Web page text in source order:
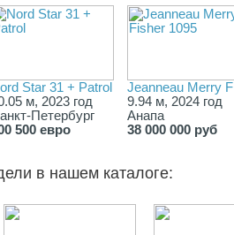
Star 31 + Patrol
м, 2023 год
Петербург
500 евро
Jeanneau Merry
9.94 м, 2024 год
Анапа
38 000 000 руб
в нашем каталоге: